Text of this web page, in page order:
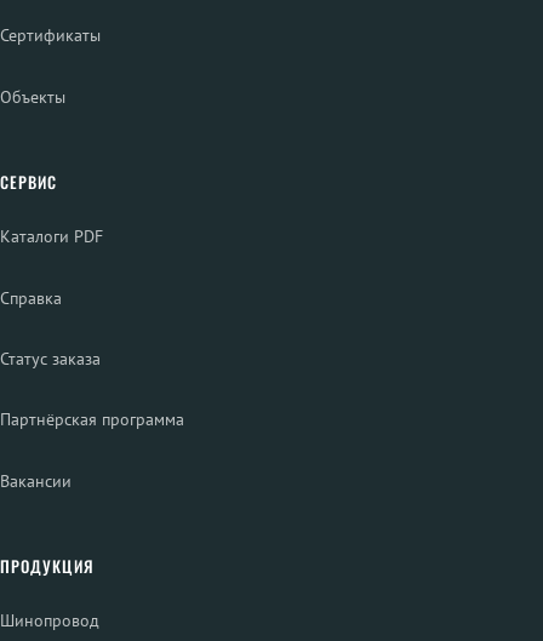
Сертификаты
Объекты
СЕРВИС
Каталоги PDF
Справка
Статус заказа
Партнёрская программа
Вакансии
ПРОДУКЦИЯ
Шинопровод